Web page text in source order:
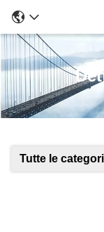
Tutte le